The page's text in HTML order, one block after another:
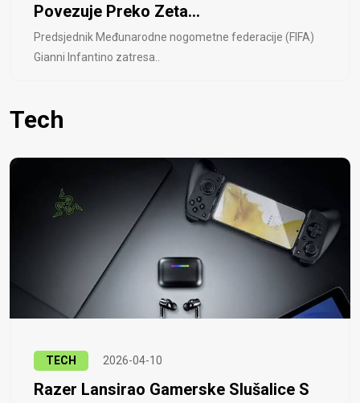
Povezuje Preko Zeta...
Predsjednik Međunarodne nogometne federacije (FIFA)
Gianni Infantino zatresa..
Tech
TECH 2026-04-10
Razer Lansirao Gamerske Slušalice S